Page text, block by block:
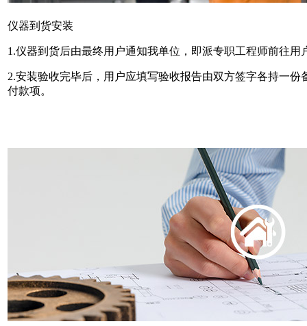
仪器到货安装
1.仪器到货后由最终用户通知我单位，即派专职工程师前往
2.安装验收完毕后，用户应填写验收报告由双方签字各持一
付款项。